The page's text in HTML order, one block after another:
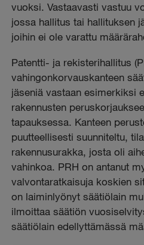
vuoksi. Vastaavasti vastuu
jossa hallitus tai hallituksen
joihin ei ole varattu
Patentti- ja rekisterihallitus
vahingonkorvauskanteen
jäseniä vastaan esimerkiksi
rakennusten
tapauksessa. Kanteen
puutteellisesti suunniteltu,
rakennusurakka, josta oli
vahinkoa. PRH on antanut
valvontaratkaisuja koskien
on laiminlyönyt säätiölain
ilmoittaa säätiön
säätiölain edellyttämässä